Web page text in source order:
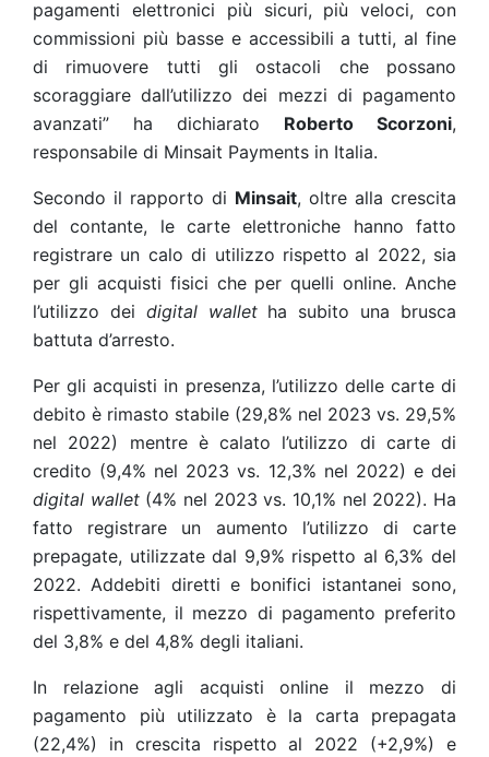
pagamenti elettronici più sicuri, più veloci, con
commissioni più basse e accessibili a tutti, al fine
di rimuovere tutti gli ostacoli che possano
scoraggiare dall’utilizzo dei mezzi di pagamento
avanzati” ha dichiarato Roberto Scorzoni,
responsabile di Minsait Payments in Italia.
Secondo il rapporto di Minsait, oltre alla crescita
del contante, le carte elettroniche hanno fatto
registrare un calo di utilizzo rispetto al 2022, sia
per gli acquisti fisici che per quelli online. Anche
l’utilizzo dei digital wallet ha subito una brusca
battuta d’arresto.
Per gli acquisti in presenza, l’utilizzo delle carte di
debito è rimasto stabile (29,8% nel 2023 vs. 29,5%
nel 2022) mentre è calato l’utilizzo di carte di
credito (9,4% nel 2023 vs. 12,3% nel 2022) e dei
digital wallet (4% nel 2023 vs. 10,1% nel 2022). Ha
fatto registrare un aumento l’utilizzo di carte
prepagate, utilizzate dal 9,9% rispetto al 6,3% del
2022. Addebiti diretti e bonifici istantanei sono,
rispettivamente, il mezzo di pagamento preferito
del 3,8% e del 4,8% degli italiani.
In relazione agli acquisti online il mezzo di
pagamento più utilizzato è la carta prepagata
(22,4%) in crescita rispetto al 2022 (+2,9%) e